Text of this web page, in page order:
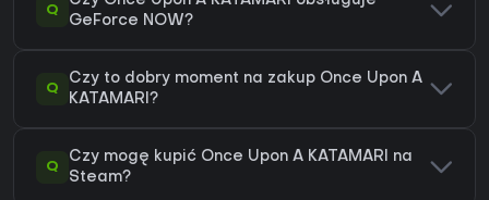
Q
GeForce NOW?
Q
Czy to dobry moment na zakup Once Upon A
KATAMARI?
Q
Czy mogę kupić Once Upon A KATAMARI na
Steam?